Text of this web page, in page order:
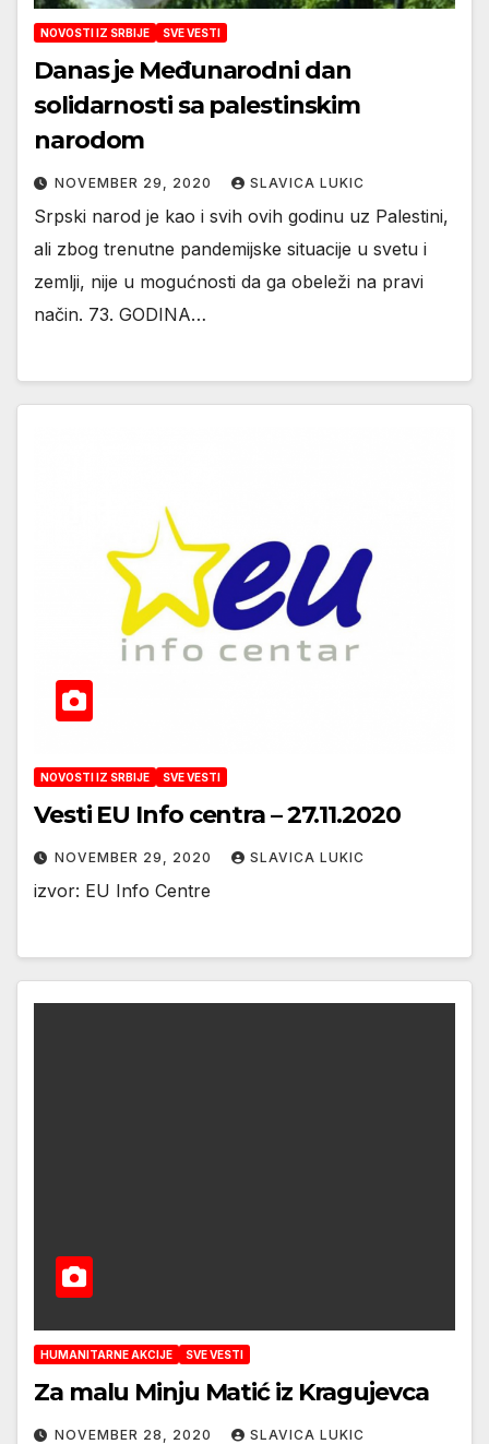
NOVOSTI IZ SRBIJE SVE VESTI
Danas je Međunarodni dan
solidarnosti sa palestinskim
narodom
NOVEMBER 29, 2020 SLAVICA LUKIC
Srpski narod je kao i svih ovih godinu uz Palestini,
ali zbog trenutne pandemijske situacije u svetu i
zemlji, nije u mogućnosti da ga obeleži na pravi
način. 73. GODINA…
NOVOSTI IZ SRBIJE SVE VESTI
Vesti EU Info centra – 27.11.2020
NOVEMBER 29, 2020 SLAVICA LUKIC
izvor: EU Info Centre
HUMANITARNE AKCIJE SVE VESTI
Za malu Minju Matić iz Kragujevca
NOVEMBER 28, 2020 SLAVICA LUKIC